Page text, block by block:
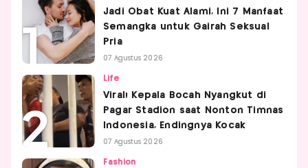
Jadi Obat Kuat Alami, Ini 7 Manfaat
Semangka untuk Gairah Seksual
Pria
07 Agustus 2026
Life
Viral! Kepala Bocah Nyangkut di
Pagar Stadion saat Nonton Timnas
Indonesia, Endingnya Kocak
07 Agustus 2026
Fashion